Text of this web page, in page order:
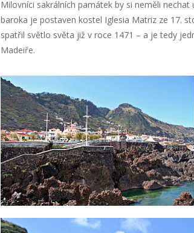
Milovníci sakrálních památek by si neměli
baroka je postaven kostel Iglesia Matriz ze 17.
spatřil světlo světa již v roce 1471 – a je tedy
Madeiře.